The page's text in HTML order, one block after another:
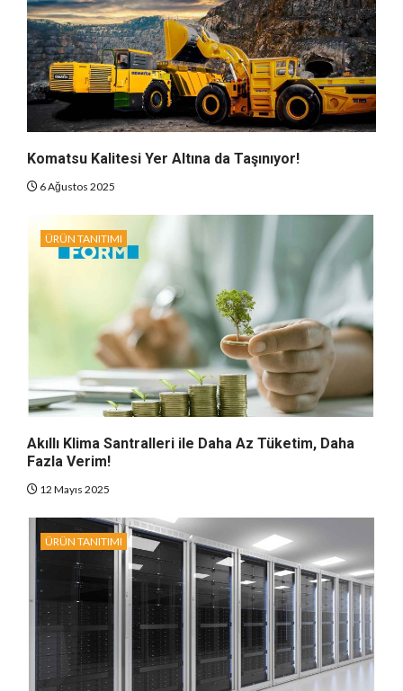
Komatsu Kalitesi Yer Altına da Taşınıyor!
6 Ağustos 2025
ÜRÜN TANITIMI
Akıllı Klima Santralleri ile Daha Az Tüketim, Daha
Fazla Verim!
12 Mayıs 2025
ÜRÜN TANITIMI